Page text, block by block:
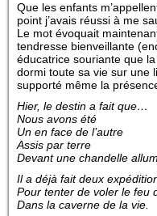
Que les enfants
point j’avais réussi à me
Le mot évoquait
tendresse bienveillante
éducatrice souriante que
dormi toute sa vie sur une
supporté même la
Hier, le destin a fait que…
Nous avons été
Un en face de l’autre
Assis par terre
Devant une chandelle
Il a déjà fait deux
Pour tenter de voler le feu
Dans la caverne de la vie.